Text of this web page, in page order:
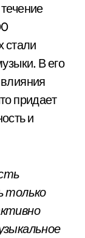
стали
В его
придает
и
только